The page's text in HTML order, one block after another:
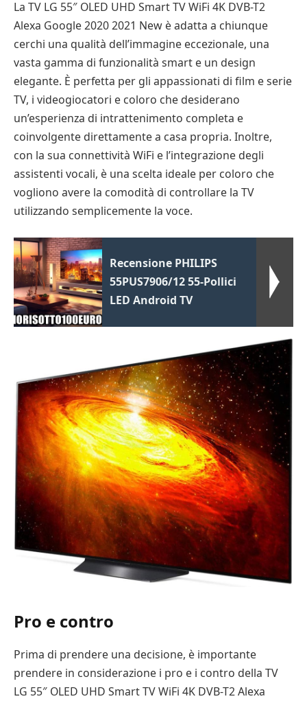
La TV LG 55″ OLED UHD Smart TV WiFi 4K DVB-T2
Alexa Google 2020 2021 New è adatta a chiunque
cerchi una qualità dell’immagine eccezionale, una
vasta gamma di funzionalità smart e un design
elegante. È perfetta per gli appassionati di film e serie
TV, i videogiocatori e coloro che desiderano
un’esperienza di intrattenimento completa e
coinvolgente direttamente a casa propria. Inoltre,
con la sua connettività WiFi e l’integrazione degli
assistenti vocali, è una scelta ideale per coloro che
vogliono avere la comodità di controllare la TV
utilizzando semplicemente la voce.
Recensione PHILIPS
55PUS7906/12 55-Pollici
LED Android TV
Pro e contro
Prima di prendere una decisione, è importante
prendere in considerazione i pro e i contro della TV
LG 55″ OLED UHD Smart TV WiFi 4K DVB-T2 Alexa